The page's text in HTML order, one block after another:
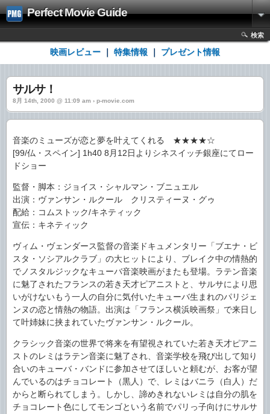
Perfect Movie Guide
検索
映画レビュー 特集情報 プレゼント情報
サルサ！
8月 14th, 2000 @ 11:09 am › p-movie.com
音楽のミューズが恋と夢を叶えてくれる ★★★★☆
[99/仏・スペイン] 1h40 8月12日よりシネスイッチ銀座にてロー
ドショー
監督・脚本：ジョイス・シャルマン・ブニュエル
出演：ヴァンサン・ルクール クリスティーヌ・グゥ
配給：コムストック/キネティック
宣伝：キネティック
ヴィム・ヴェンダース監督の音楽ドキュメンタリー「ブエナ・ビ
スタ・ソシアルクラブ」の大ヒットにより、ブレイク中の情熱的
でノスタルジックなキューバ音楽映画がまたも登場。ラテン音楽
に魅了されたフランスの若き天才ピアニストと、サルサにより思
いがけないもう一人の自分に気付いたキューバ生まれのパリジェ
ンヌの恋と情熱の物語。出演は「フランス横浜映画祭」で来日し
て叶姉妹に挟まれていたヴァンサン・ルクール。
クラシック音楽の世界で将来を有望視されていた若き天才ピアニ
ストのレミはラテン音楽に魅了され、音楽学校を飛び出して知り
合いのキューバ・バンドに参加させてほしいと頼むが、お客が望
んでいるのはチョコレート（黒人）で、レミはバニラ（白人）だ
からと断られてしまう。しかし、諦めきれないレミは自分の肌を
チョコレート色にしてモンゴという名前でパリっ子向けにサルサ